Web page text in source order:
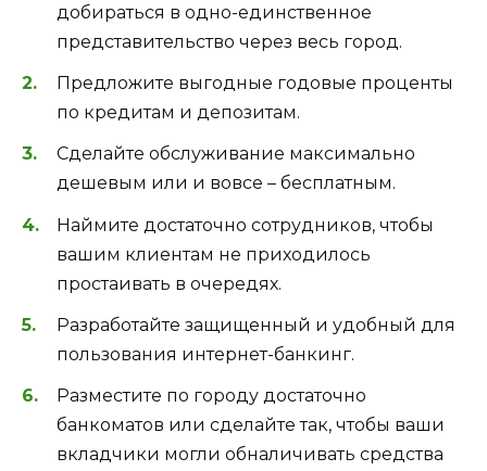
добираться в одно-единственное
представительство через весь город.
Предложите выгодные годовые проценты
по кредитам и депозитам.
Сделайте обслуживание максимально
дешевым или и вовсе – бесплатным.
Наймите достаточно сотрудников, чтобы
вашим клиентам не приходилось
простаивать в очередях.
Разработайте защищенный и удобный для
пользования интернет-банкинг.
Разместите по городу достаточно
банкоматов или сделайте так, чтобы ваши
вкладчики могли обналичивать средства